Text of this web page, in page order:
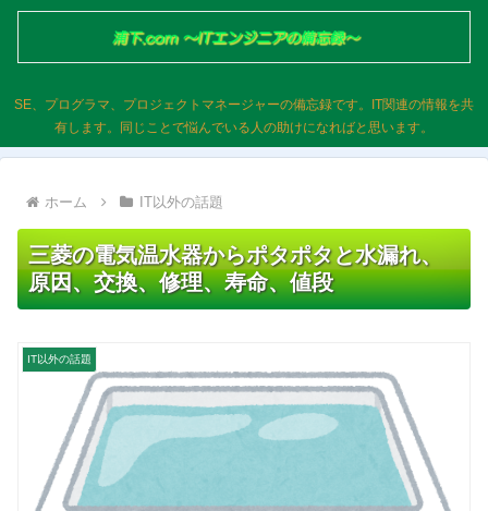
SE、プログラマ、プロジェクトマネージャーの備忘録です。IT関連の情報を共
有します。同じことで悩んでいる人の助けになればと思います。
ホーム IT以外の話題
三菱の電気温水器からポタポタと水漏れ、
原因、交換、修理、寿命、値段
IT以外の話題